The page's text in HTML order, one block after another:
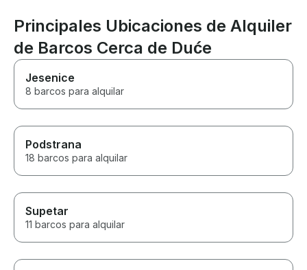
Principales Ubicaciones de Alquiler
de Barcos Cerca de Duće
Jesenice
8 barcos para alquilar
Podstrana
18 barcos para alquilar
Supetar
11 barcos para alquilar